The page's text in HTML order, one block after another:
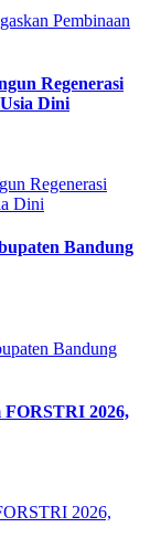
Regenerasi
Dini
Bandung
2026,